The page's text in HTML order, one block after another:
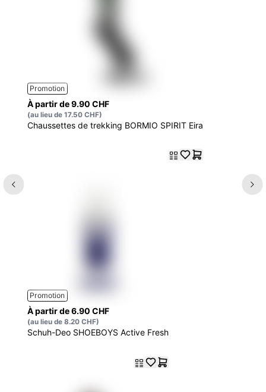
Promotion
À partir de 9.90 CHF
(au lieu de 17.50 CHF)
Chaussettes de trekking BORMIO SPIRIT Eira
Promotion
À partir de 6.90 CHF
(au lieu de 8.20 CHF)
Schuh-Deo SHOEBOYS Active Fresh